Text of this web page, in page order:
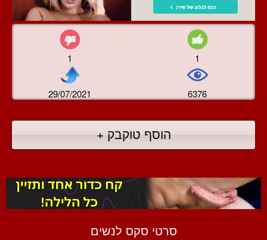
1 1
29/07/2021 6376
הוסף טוקבק +
סרטי סקס לנשים